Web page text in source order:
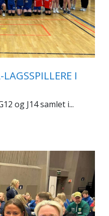
I
og J14 samlet i...